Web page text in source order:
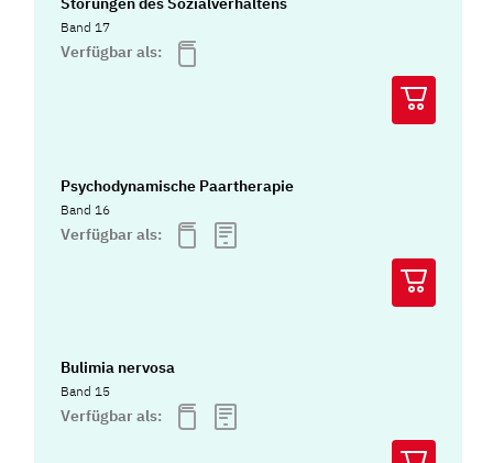
Band 17
Verfügbar als:
Psychodynamische Paartherapie
Band 16
Verfügbar als:
Bulimia nervosa
Band 15
Verfügbar als: